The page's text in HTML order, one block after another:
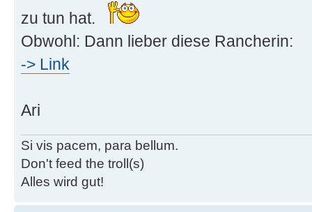
zu tun hat.
Obwohl: Dann lieber diese Rancherin:
-> Link
Ari
Si vis pacem, para bellum.
Don't feed the troll(s)
Alles wird gut!